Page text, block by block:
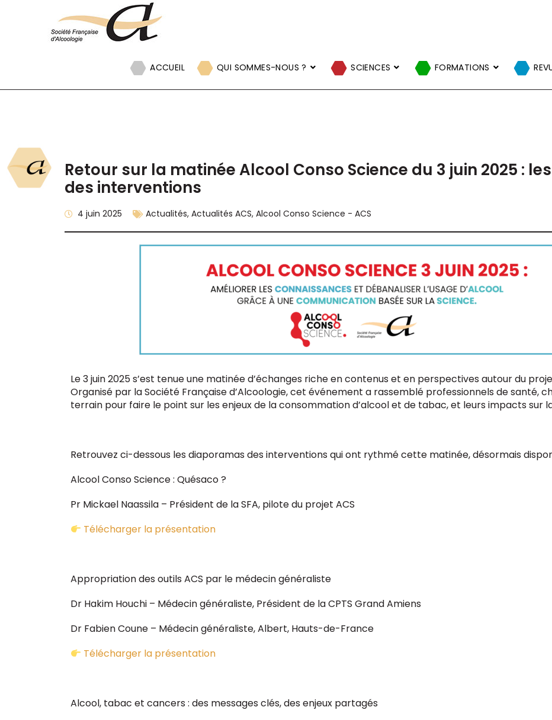
Panneau de gestion des cookies
ACCUEIL QUI SOMMES-NOUS ? SCIENCES FORMATIONS
Retour sur la matinée Alcool Conso Science du 3 juin 2025 :
des interventions
4 juin 2025 Actualités, Actualités ACS, Alcool Conso Science - ACS
Le 3 juin 2025 s’est tenue une matinée d’échanges riche en contenus et en perspectives autour du
Organisé par la Société Française d’Alcoologie, cet événement a rassemblé professionnels de santé,
terrain pour faire le point sur les enjeux de la consommation d’alcool et de tabac, et leurs impacts sur
Retrouvez ci-dessous les diaporamas des interventions qui ont rythmé cette matinée, désormais
Alcool Conso Science : Quésaco ?
Pr Mickael Naassila – Président de la SFA, pilote du projet ACS
Télécharger la présentation
Appropriation des outils ACS par le médecin généraliste
Dr Hakim Houchi – Médecin généraliste, Président de la CPTS Grand Amiens
Dr Fabien Coune – Médecin généraliste, Albert, Hauts-de-France
Télécharger la présentation
Alcool, tabac et cancers : des messages clés, des enjeux partagés